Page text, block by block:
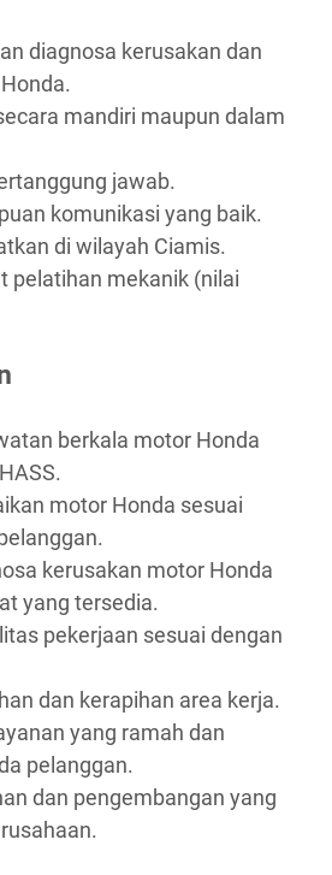
diagnosa kerusakan dan
mandiri maupun dalam
jawab.
komunikasi yang baik.
di wilayah Ciamis.
pelatihan mekanik (nilai
berkala motor Honda
motor Honda sesuai
kerusakan motor Honda
yang tersedia.
pekerjaan sesuai dengan
dan kerapihan area kerja.
yang ramah dan
pelanggan.
dan pengembangan yang